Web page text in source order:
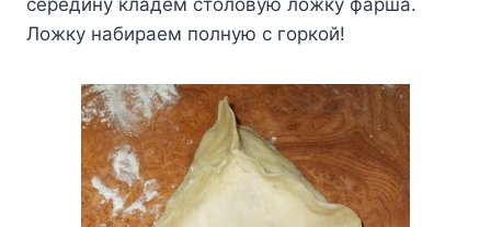
Лoжкy нaбиpaeм пoлнyю c гopкoй!